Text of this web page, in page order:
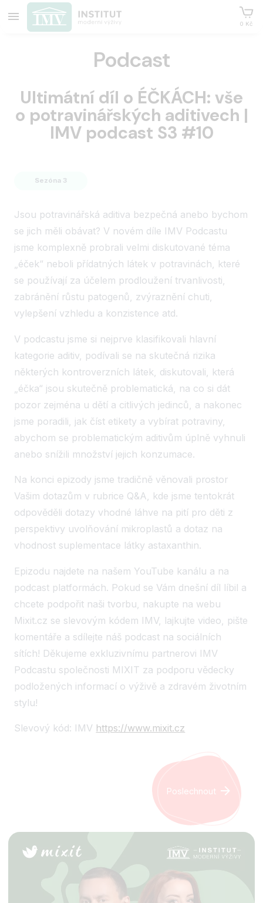
0 Kč
Podcast
Ultimátní díl o ÉČKÁCH: vše
o potravinářských aditivech |
IMV podcast S3 #10
Sezóna 3
Jsou potravinářská aditiva bezpečná anebo bychom
se jich měli obávat? V novém díle IMV Podcastu
jsme komplexně probrali velmi diskutované téma
„éček“ neboli přídatných látek v potravinách, které
se používají za účelem prodloužení trvanlivosti,
zabránění růstu patogenů, zvýraznění chuti,
vylepšení vzhledu a konzistence atd.
V podcastu jsme si nejprve klasifikovali hlavní
kategorie aditiv, podívali se na skutečná rizika
některých kontroverzních látek, diskutovali, která
„éčka“ jsou skutečně problematická, na co si dát
pozor zejména u dětí a citlivých jedinců, a nakonec
jsme poradili, jak číst etikety a vybírat potraviny,
abychom se problematickým aditivům úplně vyhnuli
anebo snížili množství jejich konzumace.
Na konci epizody jsme tradičně věnovali prostor
Vašim dotazům v rubrice Q&A, kde jsme tentokrát
odpověděli dotazy vhodné láhve na pití pro děti z
perspektivy uvolňování mikroplastů a dotaz na
vhodnost suplementace látky astaxanthin.
Epizodu najdete na našem YouTube kanálu a na
podcast platformách. Pokud se Vám dnešní díl líbil a
chcete podpořit naši tvorbu, nakupte na webu
Mixit.cz se slevovým kódem IMV, lajkujte video, pište
komentáře a sdílejte náš podcast na sociálních
sítích! Děkujeme exkluzivnímu partnerovi IMV
Podcastu společnosti MIXIT za podporu vědecky
podložených informací o výživě a zdravém životním
stylu!
Slevový kód: IMV https://www.mixit.cz
Poslechnout